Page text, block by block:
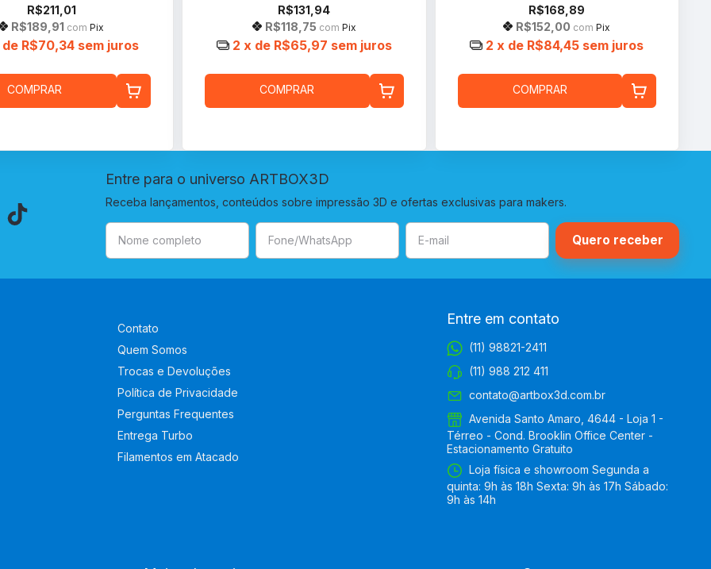
R$211,01
R$189,91 com Pix
R$70,34 sem juros
COMPRAR
R$131,94
R$118,75 com Pix
2 x de R$65,97 sem juros
COMPRAR
R$168,89
R$152,00 com Pix
2 x de R$84,45 sem juros
COMPRAR
Entre para o universo ARTBOX3D
Receba lançamentos, conteúdos sobre impressão 3D e ofertas exclusivas para makers.
Contato
Quem Somos
Trocas e Devoluções
Política de Privacidade
Perguntas Frequentes
Entrega Turbo
Filamentos em Atacado
Entre em contato
(11) 98821-2411
(11) 988 212 411
contato@artbox3d.com.br
Avenida Santo Amaro, 4644 - Loja 1 -
Térreo - Cond. Brooklin Office Center -
Estacionamento Gratuito
Loja física e showroom Segunda a
quinta: 9h às 18h Sexta: 9h às 17h Sábado:
9h às 14h